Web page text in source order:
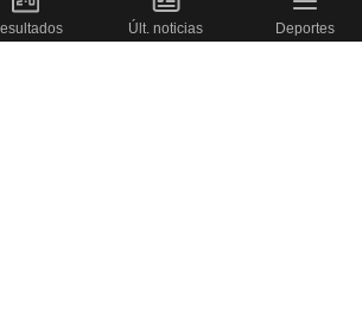
Últ. noticias Deportes